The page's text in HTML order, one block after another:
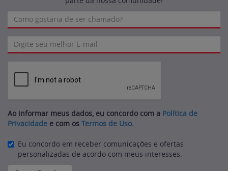
Ao informar meus dados, eu concordo com a Política de
Privacidade e com os Termos de Uso.
Eu concordo em receber comunicações e ofertas
personalizadas de acordo com meus interesses.